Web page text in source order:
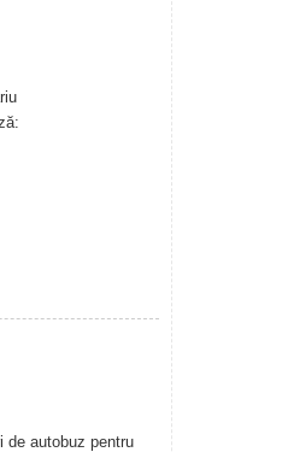
de autobuz pentru